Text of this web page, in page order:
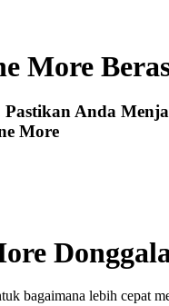
More
Anda
More
bagaimana lebih cepat